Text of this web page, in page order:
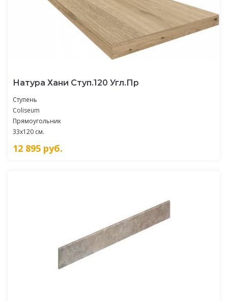
Натура Хани Ступ.120 Угл.Пр
Ступень
Coliseum
Прямоугольник
33x120 см.
12 895 руб.